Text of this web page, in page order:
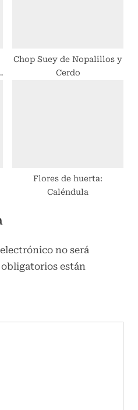
Chop Suey de Nopalillos y
Cerdo
Flores de huerta:
Caléndula
no será
obligatorios están